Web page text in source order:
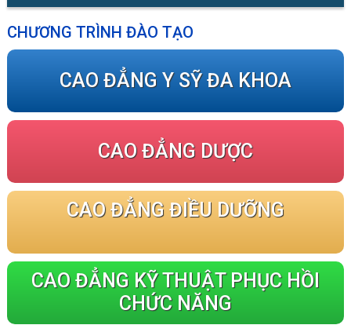
CHƯƠNG TRÌNH ĐÀO TẠO
CAO ĐẲNG Y SỸ ĐA KHOA
CAO ĐẲNG DƯỢC
CAO ĐẲNG ĐIỀU DƯỠNG
CAO ĐẲNG KỸ THUẬT PHỤC HỒI
CHỨC NĂNG